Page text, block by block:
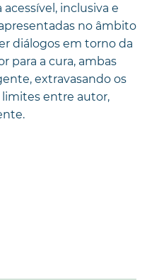
inclusiva e
no âmbito
diálogos em torno da
para a cura, ambas
extravasando os
limites entre autor,